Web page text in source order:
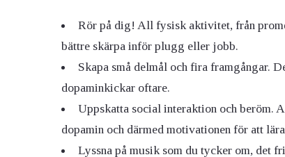
Rör på dig! All fysisk aktivitet, från
bättre skärpa inför plugg eller jobb.
Skapa små delmål och fira framgångar.
dopaminkickar oftare.
Uppskatta social interaktion och beröm.
dopamin och därmed motivationen för att
Lyssna på musik som du tycker om, det